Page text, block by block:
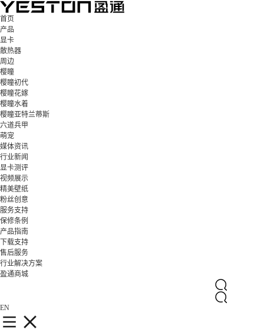
首页
产品
显卡
散热器
周边
樱瞳
樱瞳初代
樱瞳花嫁
樱瞳水着
樱瞳亚特兰蒂斯
六道兵甲
萌宠
媒体资讯
行业新闻
显卡测评
视频展示
精美壁纸
粉丝创意
服务支持
保修条例
产品指南
下载支持
售后服务
行业解决方案
盈通商城
EN